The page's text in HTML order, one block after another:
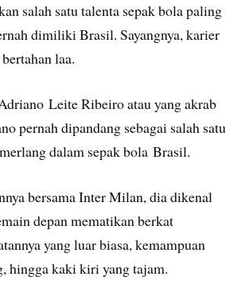
salah satu talenta sepak bola paling
dimiliki Brasil. Sayangnya, karier
laa.
Leite Ribeiro atau yang akrab
pernah dipandang sebagai salah satu
dalam sepak bola Brasil.
bersama Inter Milan, dia dikenal
depan mematikan berkat
yang luar biasa, kemampuan
hingga kaki kiri yang tajam.